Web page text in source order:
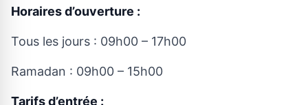
Horaires d’ouverture :
Tous les jours : 09h00 – 17h00
Ramadan : 09h00 – 15h00
Tarifs d’entrée :